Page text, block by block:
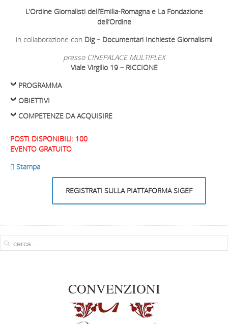
L’Ordine Giornalisti dell’Emilia-Romagna e La Fondazione
dell’Ordine
in collaborazione con Dig – Documentari Inchieste Giornalismi
presso CINEPALACE MULTIPLEX
Viale Virgilio 19 – RICCIONE
PROGRAMMA
OBIETTIVI
COMPETENZE DA ACQUISIRE
POSTI DISPONIBILI: 100
EVENTO GRATUITO
REGISTRATI SULLA PIATTAFORMA SIGEF
 Stampa
CONVENZIONI